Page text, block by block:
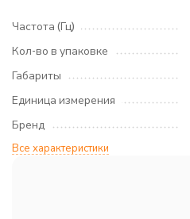
Частота (Гц)
Кол-во в упаковке
Габариты
Единица измерения
Бренд
Все характеристики